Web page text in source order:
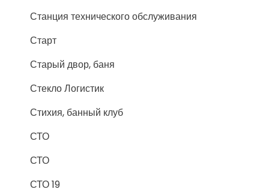
Станция технического обслуживания
Старт
Старый двор, баня
Стекло Логистик
Стихия, банный клуб
СТО
СТО
СТО 19